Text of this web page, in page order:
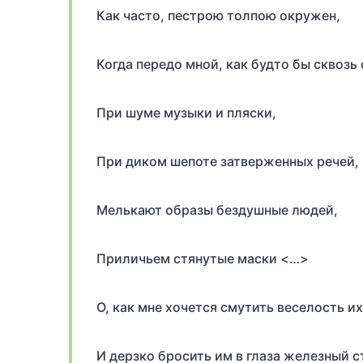
Как часто, пестрою толпою окружен,
Когда передо мной, как будто бы сквозь
При шуме музыки и пляски,
При диком шепоте затверженных речей,
Мелькают образы бездушные людей,
Приличьем стянутые маски <…>
О, как мне хочется смутить веселость их
И дерзко бросить им в глаза железный